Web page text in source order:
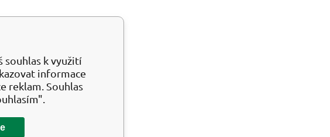
souhlas k využití
informace
reklam. Souhlas